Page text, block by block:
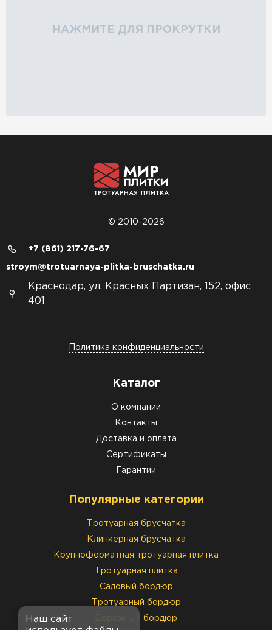
НАЖМИТЕ ДЛЯ ПРОКРУТКИ
© 2010-2026
+7 (861) 217-76-67
stroym@trotuarnaya-plitka-bruschatka.ru
Краснодар, ул. Красных Партизан, 152, офис
401
Политика конфиденциальности
Каталог
О компании
Контакты
Доставка и оплата
Сертификаты
Гарантии
Популярные категории
Тротуарная брусчатка
Клинкерная брусчатка
Крупноформатная тротуарная плитка
Тротуарная плитка
Садовый бордюр
Тротуарный бордюр
Дорожный бордюр
Наш сайт